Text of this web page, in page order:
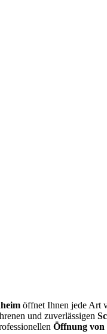
öffnet Ihnen jede Art
und zuverlässigen
Öffnung von